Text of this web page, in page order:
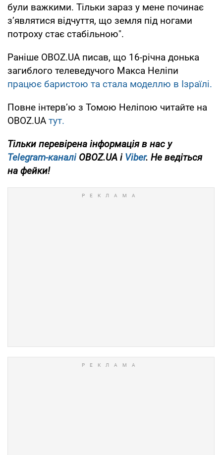
були важкими. Тільки зараз у мене починає
з’являтися відчуття, що земля під ногами
потроху стає стабільною".
Раніше OBOZ.UA писав, що 16-річна донька
загиблого телеведучого Макса Неліпи
працює баристою та стала моделлю в Ізраїлі.
Повне інтерв’ю з Томою Неліпою читайте на
OBOZ.UA тут.
Тільки перевірена інформація в нас у
Telegram-каналіOBOZ.UA і Viber. Не ведіться
на фейки!